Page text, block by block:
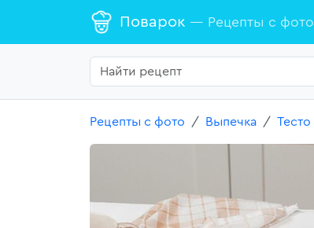
Поварок — Рецепты с фото
Рецепты с фото Выпечка Тесто